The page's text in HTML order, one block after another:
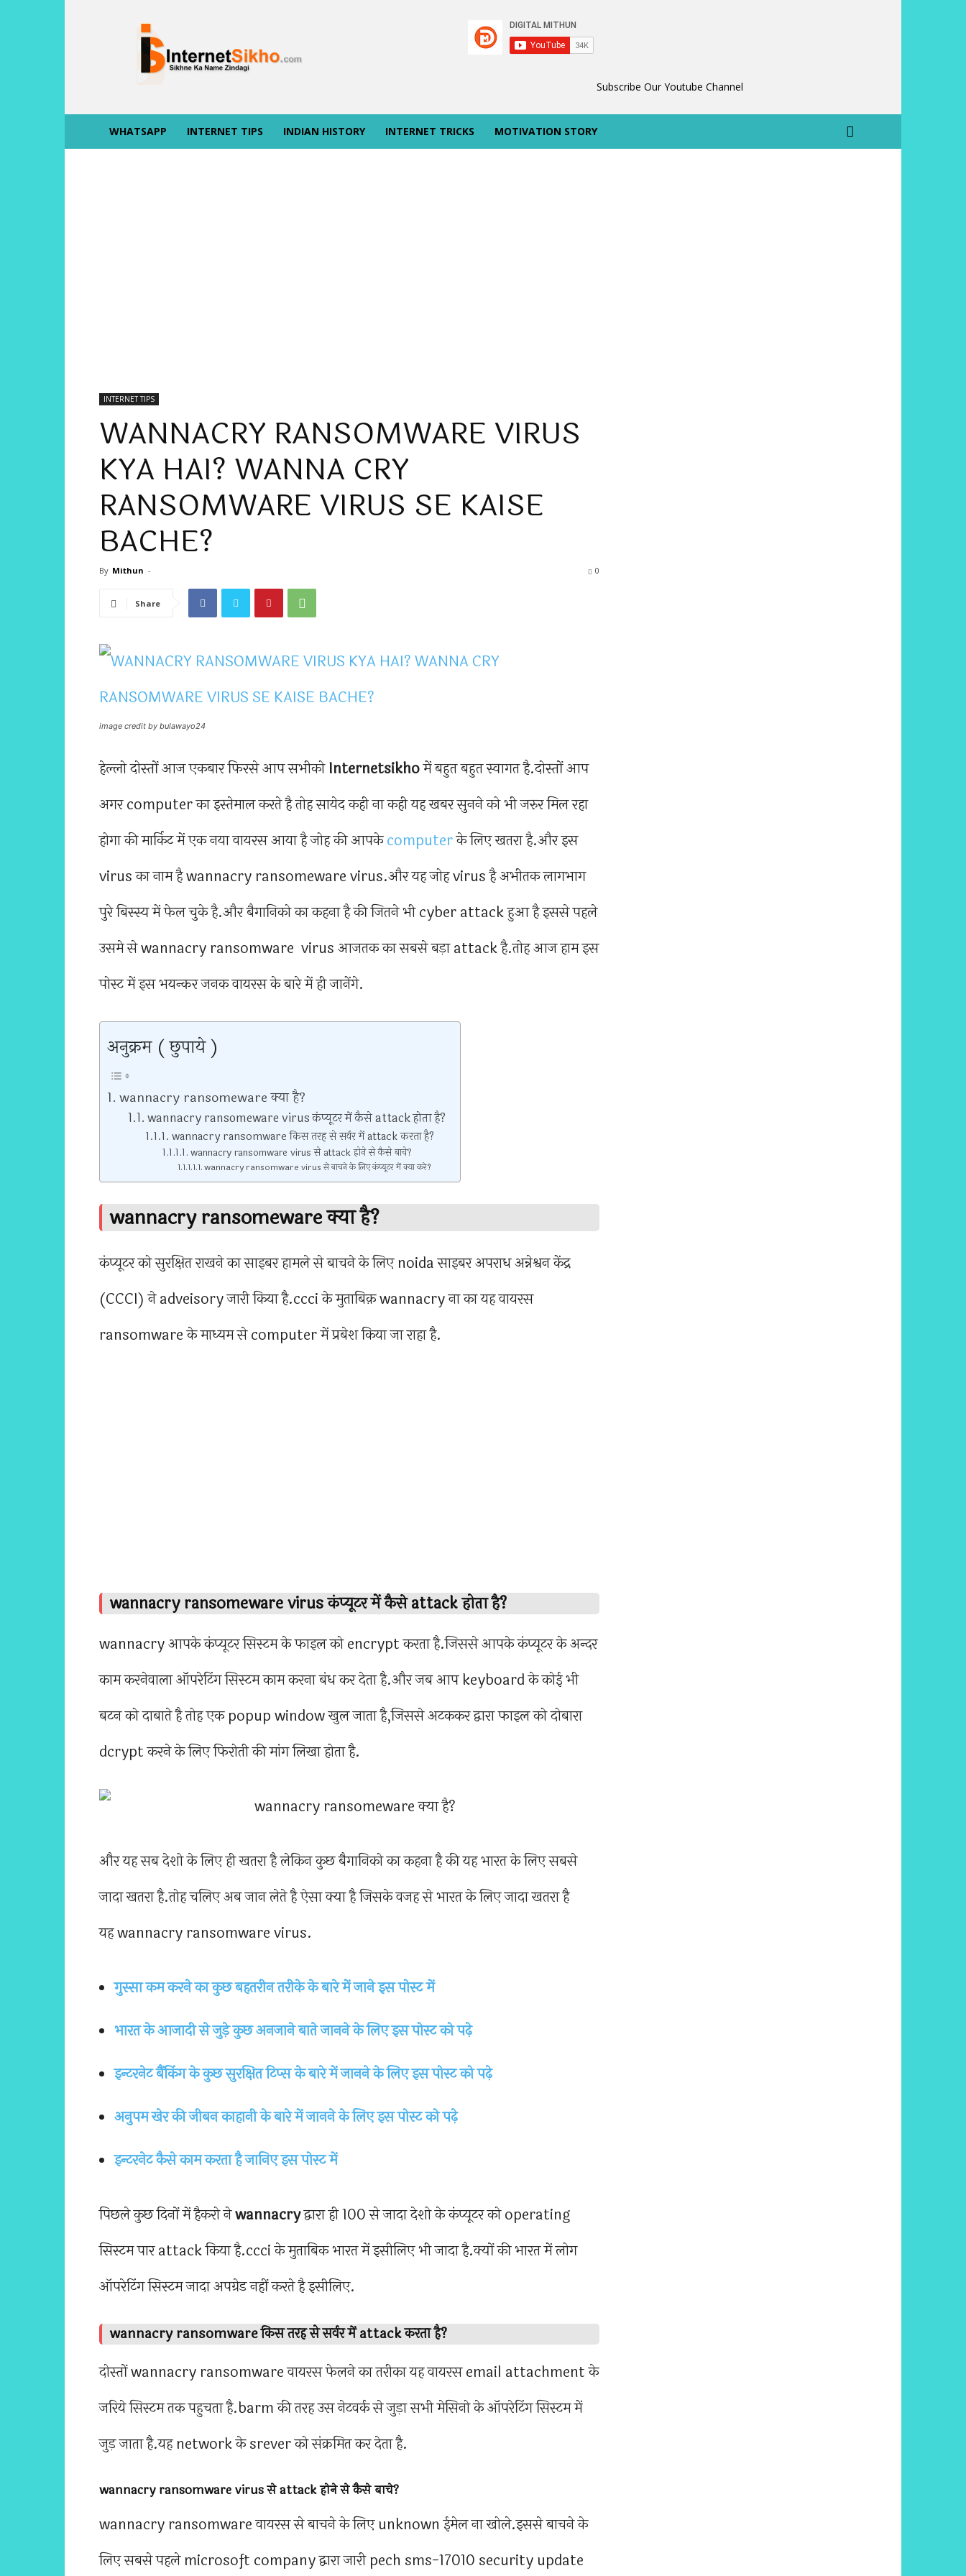
INTERNET
SIKHO
Subscribe Our Youtube Channel
WHATSAPP INTERNET TIPS INDIAN HISTORY INTERNET TRICKS MOTIVATION STORY
INTERNET TIPS
WANNACRY RANSOMWARE VIRUS
KYA HAI? WANNA CRY
RANSOMWARE VIRUS SE KAISE
BACHE?
By Mithun - 0
Share
image credit by bulawayo24
हेल्लो दोस्तों आज एकबार फिरसे आप सभीकोInternetsikhoमें बहुत बहुत स्वागत है.दोस्तों आप
अगर computer का इस्तेमाल करते है तोह सायेद कही ना कही यह खबर सुनने को भी जरुर मिल रहा
होगा की मार्किट में एक नया वायरस आया है जोह की आपकेcomputerके लिए खतरा है.और इस
virus का नाम है wannacry ransomeware virus.और यह जोह virus है अभीतक लागभाग
पुरे बिस्स्य में फेल चुके है.और बैगानिको का कहना है की जितने भी cyber attack हुआ है इससे पहले
उसमे से wannacry ransomware virus आजतक का सबसे बड़ा attack है.तोह आज हाम इस
पोस्ट में इस भयन्कर जनक वायरस के बारे में ही जानेंगे.
अनुक्रम ( छुपाये )
wannacry ransomeware क्या है?
wannacry ransomeware virus कंप्यूटर में कैसे attack होता है?
wannacry ransomware किस तरह से सर्वर में attack करता है?
wannacry ransomware virus से attack होने से कैसे बाचे?
wannacry ransomware virus से बाचने के लिए कंप्यूटर में क्या करे?
wannacry ransomeware क्या है?
कंप्यूटर को सुरक्षित राखने का साइबर हामले से बाचने के लिए noida साइबर अपराध अन्नेश्वन केंद्र
(CCCI) ने adveisory जारी किया है.ccci के मुताबिक़ wannacry ना का यह वायरस
ransomware के माध्यम से computer में प्रबेश किया जा राहा है.
wannacry ransomeware virus कंप्यूटर में कैसे attack होता है?
wannacry आपके कंप्यूटर सिस्टम के फाइल को encrypt करता है.जिससे आपके कंप्यूटर के अन्दर
काम करनेवाला ऑपरेटिंग सिस्टम काम करना बंध कर देता है.और जब आप keyboard के कोई भी
बटन को दाबाते है तोह एक popup window खुल जाता है,जिससे अटककर द्वारा फाइल को दोबारा
dcrypt करने के लिए फिरोती की मांग लिखा होता है.
और यह सब देशो के लिए ही खतरा है लेकिन कुछ बैगानिको का कहना है की यह भारत के लिए सबसे
जादा खतरा है.तोह चलिए अब जान लेते है ऐसा क्या है जिसके वजह से भारत के लिए जादा खतरा है
यह wannacry ransomware virus.
गुस्सा कम करने का कुछ बहतरीन तरीके के बारे में जाने इस पोस्ट में
भारत के आजादी से जुड़े कुछ अनजाने बाते जानने के लिए इस पोस्ट को पढ़े
इन्टरनेट बैंकिंग के कुछ सुरक्षित टिप्स के बारे में जानने के लिए इस पोस्ट को पढ़े
अनुपम खेर की जीबन काहानी के बारे में जानने के लिए इस पोस्ट को पढ़े
इन्टरनेट कैसे काम करता है जानिए इस पोस्ट में
पिछले कुछ दिनों में हैकरो नेwannacryद्वारा ही 100 से जादा देशो के कंप्यूटर को operating
सिस्टम पार attack किया है.ccci के मुताबिक भारत में इसीलिए भी जादा है.क्यों की भारत में लोग
ऑपरेटिंग सिस्टम जादा अपग्रेड नहीं करते है इसीलिए.
wannacry ransomware किस तरह से सर्वर में attack करता है?
दोस्तों wannacry ransomware वायरस फेलने का तरीका यह वायरस email attachment के
जरिये सिस्टम तक पहुचता है.barm की तरह उस नेटवर्क से जुड़ा सभी मेसिनो के ऑपरेटिंग सिस्टम में
जुड़ जाता है.यह network के srever को संक्रमित कर देता है.
wannacry ransomware virus से attack होने से कैसे बाचे?
wannacry ransomware वायरस से बाचने के लिए unknown ईमेल ना खोले.इससे बाचने के
लिए सबसे पहले microsoft company द्वारा जारी pech sms-17010 security update